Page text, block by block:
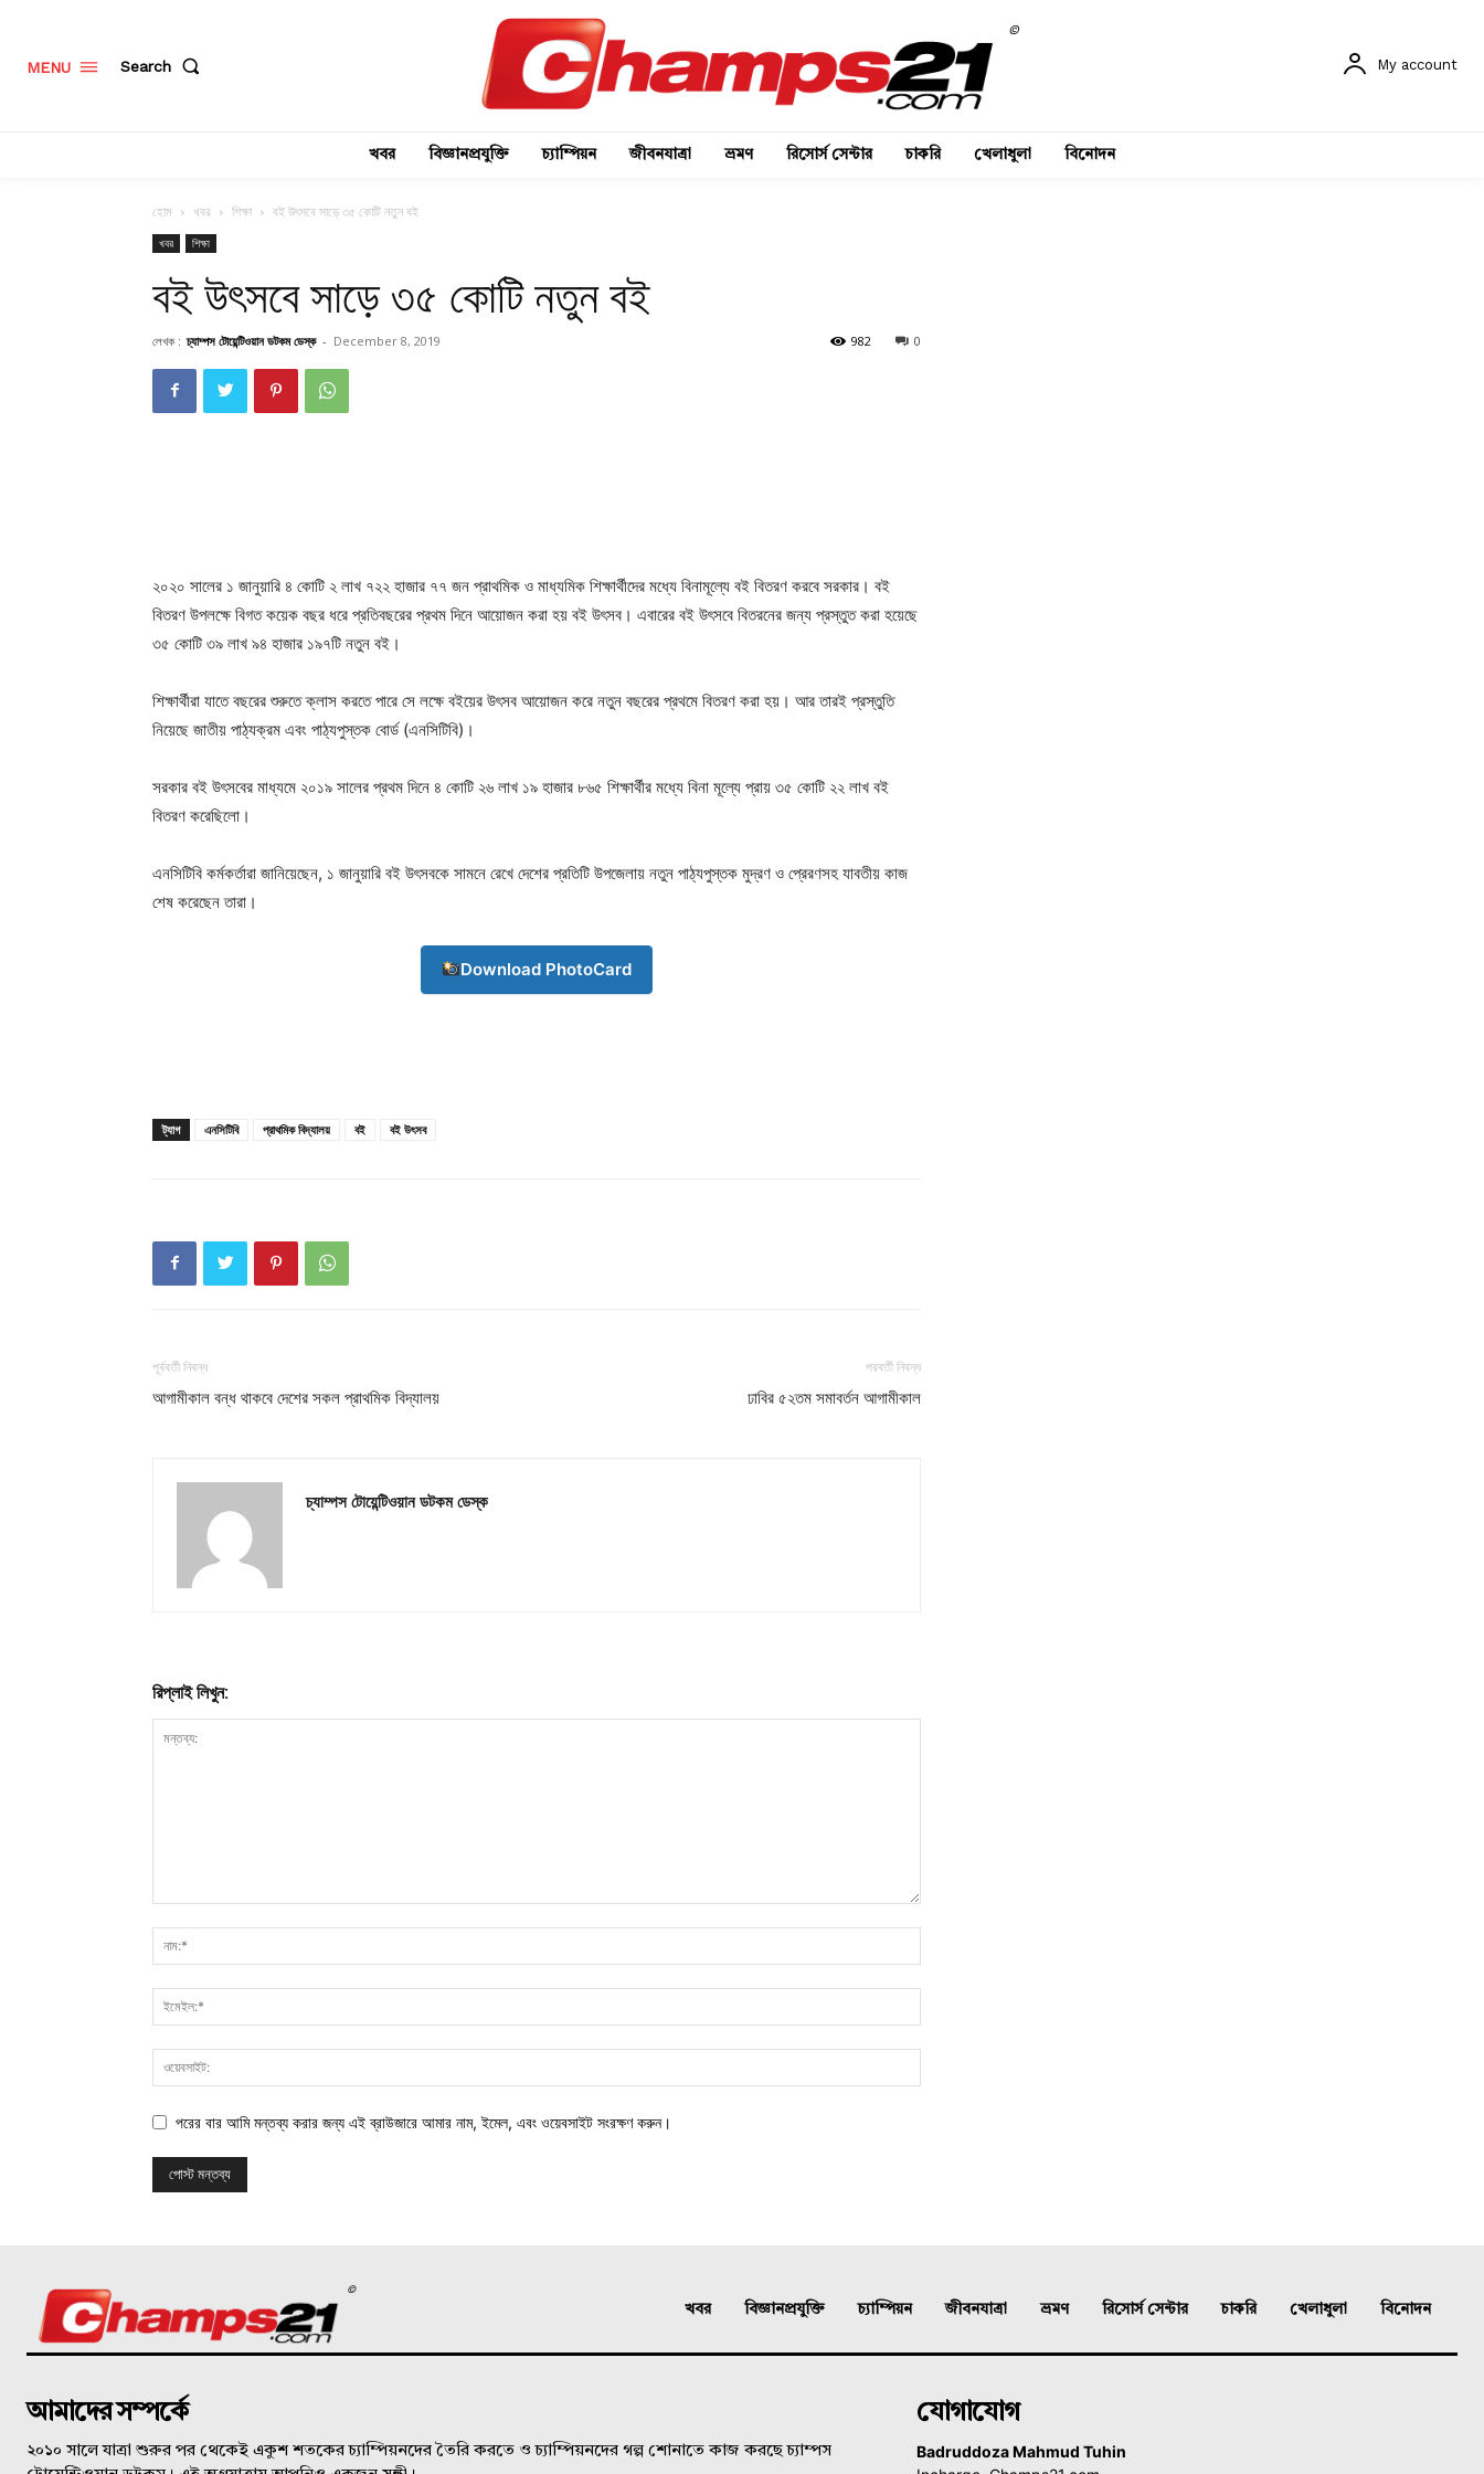
My account
MENU Search
©
My account
খবর বিজ্ঞানপ্রযুক্তি চ্যাম্পিয়ন জীবনযাত্রা ভ্রমণ রিসোর্স সেন্টার চাকরি খেলাধুলা বিনোদন
হোম খবর শিক্ষা বই উৎসবে সাড়ে ৩৫ কোটি নতুন বই
খবর শিক্ষা
বই উৎসবে সাড়ে ৩৫ কোটি নতুন বই
লেখক : চ্যাম্পস টোয়েন্টিওয়ান ডটকম ডেস্ক - December 8, 2019 0
982
২০২০ সালের ১ জানুয়ারি ৪ কোটি ২ লাখ ৭২২ হাজার ৭৭ জন প্রাথমিক ও মাধ্যমিক শিক্ষার্থীদের মধ্যে বিনামূল্যে বই বিতরণ করবে সরকার। বই
বিতরণ উপলক্ষে বিগত কয়েক বছর ধরে প্রতিবছরের প্রথম দিনে আয়োজন করা হয় বই উৎসব। এবারের বই উৎসবে বিতরনের জন্য প্রস্তুত করা হয়েছে
৩৫ কোটি ৩৯ লাখ ৯৪ হাজার ১৯৭টি নতুন বই।
শিক্ষার্থীরা যাতে বছরের শুরুতে ক্লাস করতে পারে সে লক্ষে বইয়ের উৎসব আয়োজন করে নতুন বছরের প্রথমে বিতরণ করা হয়। আর তারই প্রস্তুতি
নিয়েছে জাতীয় পাঠ্যক্রম এবং পাঠ্যপুস্তক বোর্ড (এনসিটিবি)।
সরকার বই উৎসবের মাধ্যমে ২০১৯ সালের প্রথম দিনে ৪ কোটি ২৬ লাখ ১৯ হাজার ৮৬৫ শিক্ষার্থীর মধ্যে বিনা মূল্যে প্রায় ৩৫ কোটি ২২ লাখ বই
বিতরণ করেছিলো।
এনসিটিবি কর্মকর্তারা জানিয়েছেন, ১ জানুয়ারি বই উৎসবকে সামনে রেখে দেশের প্রতিটি উপজেলায় নতুন পাঠ্যপুস্তক মুদ্রণ ও প্রেরণসহ যাবতীয় কাজ
শেষ করেছেন তারা।
Download PhotoCard
ট্যাগ এনসিটিবি প্রাথমিক বিদ্যালয় বই বই উৎসব
পূর্ববর্তী নিবন্ধ
আগামীকাল বন্ধ থাকবে দেশের সকল প্রাথমিক বিদ্যালয়
পরবর্তী নিবন্ধ
ঢাবির ৫২তম সমাবর্তন আগামীকাল
চ্যাম্পস টোয়েন্টিওয়ান ডটকম ডেস্ক
রিপ্লাই লিখুন:
পরের বার আমি মন্তব্য করার জন্য এই ব্রাউজারে আমার নাম, ইমেল, এবং ওয়েবসাইট সংরক্ষণ করুন।
©
খবর বিজ্ঞানপ্রযুক্তি চ্যাম্পিয়ন জীবনযাত্রা ভ্রমণ রিসোর্স সেন্টার চাকরি খেলাধুলা বিনোদন
আমাদের সম্পর্কে
২০১০ সালে যাত্রা শুরুর পর থেকেই একুশ শতকের চ্যাম্পিয়নদের তৈরি করতে ও চ্যাম্পিয়নদের গল্প শোনাতে কাজ করছে চ্যাম্পস
যোগাযোগ
Badruddoza Mahmud Tuhin